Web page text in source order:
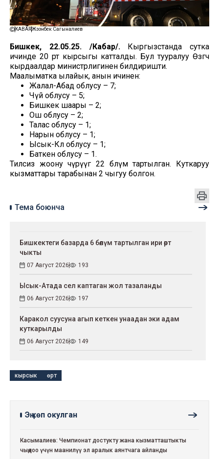
KABARЖээнбек Сагыналиев
Бишкек, 22.05.25. /Кабар/.Кыргызстанда сутка
ичинде 20 өрт кырсыгы катталды. Бул тууралуу Өзгөчө
кырдаалдар министрлигинен билдиришти.
Маалыматка ылайык, анын ичинен:
Жалал-Абад облусу – 7;
Чүй облусу – 5;
Бишкек шаары – 2;
Ош облусу – 2;
Талас облусу – 1;
Нарын облусу – 1;
Ысык-Көл облусу – 1;
Баткен облусу – 1.
Тилсиз жоону өчүрүүгө 22 бөлүм тартылган. Куткаруу
кызматтары тарабынан 2 чыгуу болгон.
Тема боюнча
Бишкектеги базарда 6 бөлүм тартылган ири өрт
чыкты
07 Август 2026 193
Ысык-Атада сел каптаган жол тазаланды
06 Август 2026 197
Каракол суусуна агып кеткен унаадан эки адам
куткарылды
06 Август 2026 149
кырсык өрт
Эң көп окулган
Касымалиев: Чемпионат достукту жана кызматташтыкты
чыңдоо үчүн маанилүү эл аралык аянтчага айланды